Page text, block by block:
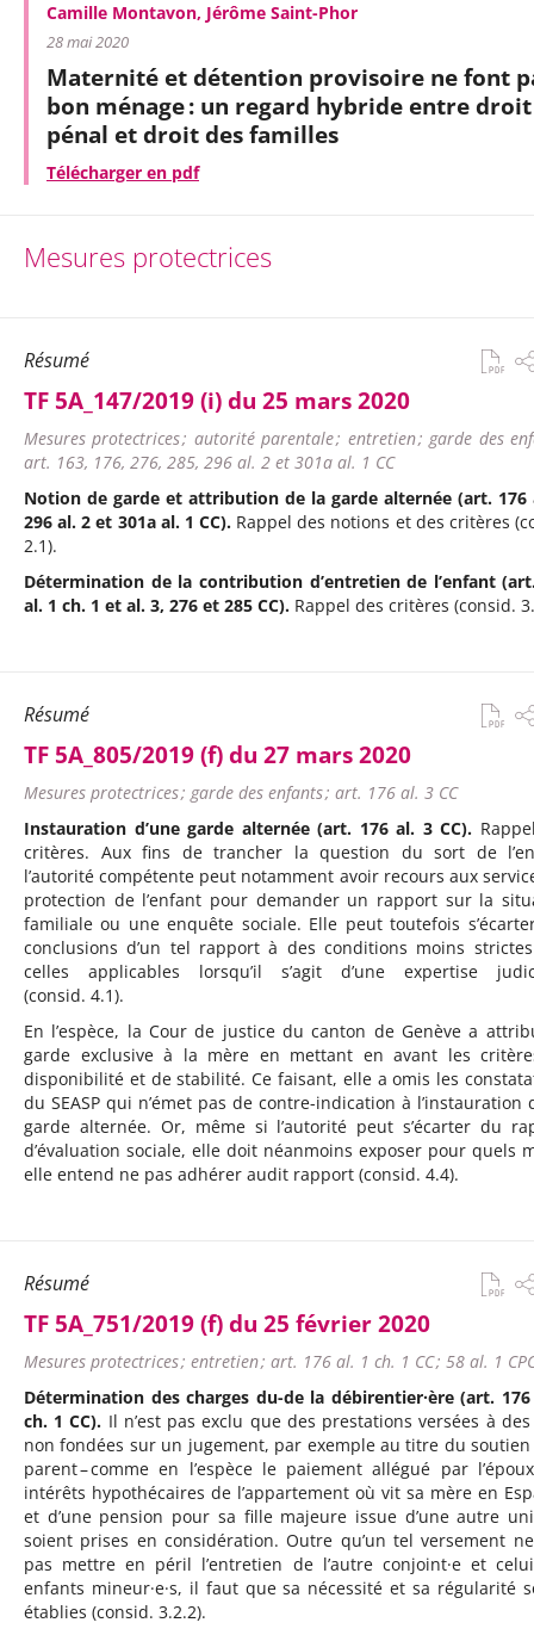
Camille Montavon, Jérôme Saint-Phor
28 mai 2020
Maternité et détention provisoire ne font
bon ménage : un regard hybride entre droit
pénal et droit des familles
Télécharger en pdf
Mesures protectrices
Résumé
TF 5A_147/2019 (i) du 25 mars 2020
Mesures protectrices ; autorité parentale ; entretien ; garde des
art. 163, 176, 276, 285, 296 al. 2 et 301a al. 1 CC
Notion de garde et attribution de la garde alternée (art. 176
296 al. 2 et 301a al. 1 CC). Rappel des notions et des critères
2.1).
Détermination de la contribution d’entretien de l’enfant
al. 1 ch. 1 et al. 3, 276 et 285 CC). Rappel des critères (consid.
Résumé
TF 5A_805/2019 (f) du 27 mars 2020
Mesures protectrices ; garde des enfants ; art. 176 al. 3 CC
Instauration d’une garde alternée (art. 176 al. 3 CC).
critères. Aux fins de trancher la question du sort de
l’autorité compétente peut notamment avoir recours aux
protection de l’enfant pour demander un rapport sur la
familiale ou une enquête sociale. Elle peut toutefois
conclusions d’un tel rapport à des conditions moins
celles applicables lorsqu’il s’agit d’une expertise
(consid. 4.1).
En l’espèce, la Cour de justice du canton de Genève a
garde exclusive à la mère en mettant en avant les
disponibilité et de stabilité. Ce faisant, elle a omis les
du SEASP qui n’émet pas de contre-indication à l’instauration
garde alternée. Or, même si l’autorité peut s’écarter du
d’évaluation sociale, elle doit néanmoins exposer pour quels
elle entend ne pas adhérer audit rapport (consid. 4.4).
Résumé
TF 5A_751/2019 (f) du 25 février 2020
Mesures protectrices ; entretien ; art. 176 al. 1 ch. 1 CC ; 58 al. 1
Détermination des charges du-de la débirentier·ère (art.
ch. 1 CC). Il n’est pas exclu que des prestations versées à
non fondées sur un jugement, par exemple au titre du
parent – comme en l’espèce le paiement allégué par
intérêts hypothécaires de l’appartement où vit sa mère en
et d’une pension pour sa fille majeure issue d’une autre
soient prises en considération. Outre qu’un tel versement
pas mettre en péril l’entretien de l’autre conjoint·e et
enfants mineur·e·s, il faut que sa nécessité et sa régularité
établies (consid. 3.2.2).